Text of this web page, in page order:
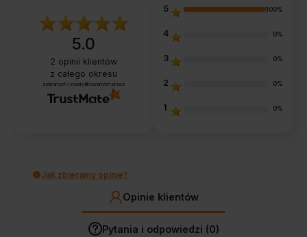
5.0
2 opinii klientów
z całego okresu
zebranych i zweryfikowanych przez
5 100%
4 0%
3 0%
2 0%
1 0%
Jak zbieramy opinie?
Opinie klientów
Pytania i odpowiedzi (0)